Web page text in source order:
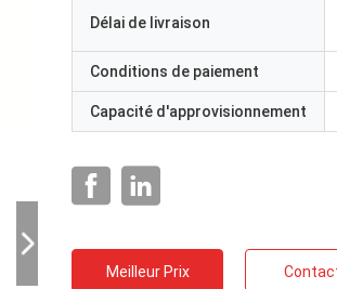
Délai de livraison
Conditions de paiement
Capacité d'approvisionnement
Meilleur Prix